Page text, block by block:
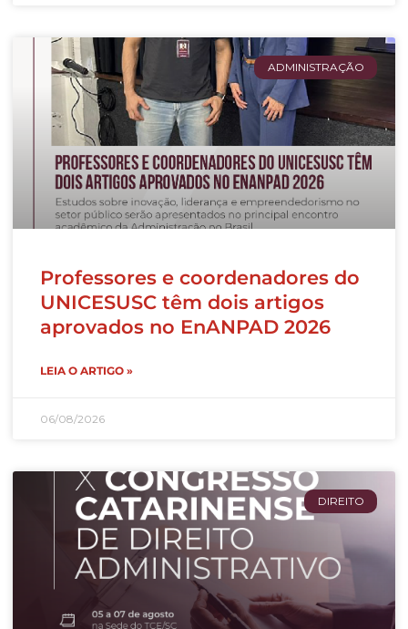
ADMINISTRAÇÃO
Professores e coordenadores do
UNICESUSC têm dois artigos
aprovados no EnANPAD 2026
LEIA O ARTIGO »
06/08/2026
DIREITO